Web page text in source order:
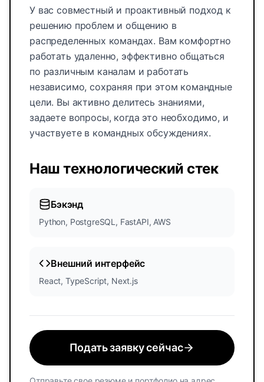
У вас совместный и проактивный подход к
решению проблем и общению в
распределенных командах. Вам комфортно
работать удаленно, эффективно общаться
по различным каналам и работать
независимо, сохраняя при этом командные
цели. Вы активно делитесь знаниями,
задаете вопросы, когда это необходимо, и
участвуете в командных обсуждениях.
Наш технологический стек
Бэкэнд
Python, PostgreSQL, FastAPI, AWS
Внешний интерфейс
React, TypeScript, Next.js
Подать заявку сейчас